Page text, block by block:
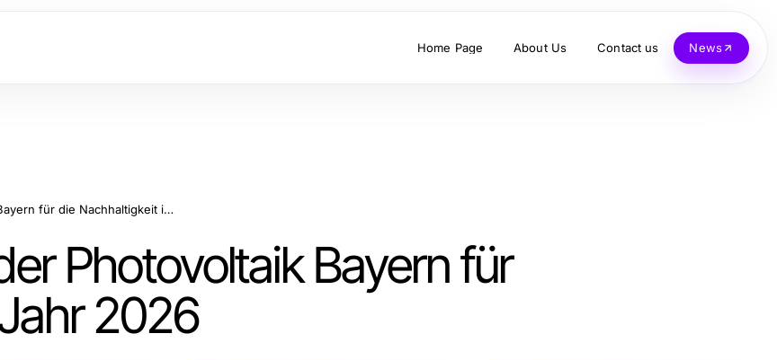
Home Page About Us Contact us News
Wesentliche Vorteile der Photovoltaik Bayern für die Nachhaltigkeit im Jahr 2026
Photovoltaik Bayern für
2026